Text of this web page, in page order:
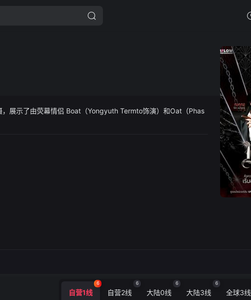
暂无观看影片的记录
展示了由荧幕情侣 Boat（Yongyuth Termto饰演）和Oat（Phas
自营1线
6
自营2线
6
大陆0线
6
大陆3线
6
全球3线